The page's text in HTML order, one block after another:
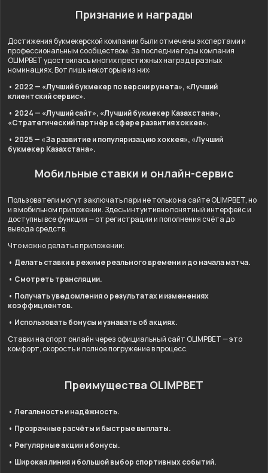
Признание и награды
Достижения букмекерской компании были отмечены экспертами и
профессиональным сообществом. За последние годы компания
OLIMPBET удостоилась многих престижных наград в разных
номинациях. Вот лишь некоторые из них:
• 2022 — «Лучший букмекер по версии рунета», «Лучший
клиентский сервис».
• 2024 — «Лучший сайт», «Лучший букмекер Казахстана»,
«Стратегический партнёр в сфере развития хоккея».
• 2025 — «За развитие и популяризацию хоккея», «Лучший
букмекер Казахстана».
Мобильные ставки и онлайн-сервис
Пользователи могут заключать пари не только на сайте OLIMPBET, но
и в мобильном приложении. Здесь интуитивно понятный интерфейс и
доступны все функции — от регистрации и пополнения счёта до
вывода средств.
Что можно делать в приложении:
• Делать ставки в режиме реального времени и до начала матча.
• Смотреть трансляции.
• Получать уведомления о результатах и изменениях
коэффициентов.
• Использовать бонусы и узнавать об акциях.
Ставки на спорт онлайн через официальный сайт OLIMPBET — это
комфорт, скорость и полное погружение в процесс.
Преимущества OLIMPBET
• Легальность и надёжность.
• Прозрачные расчёты и быстрые выплаты.
• Регулярные акции и бонусы.
• Широкая линия и большой выбор спортивных событий.